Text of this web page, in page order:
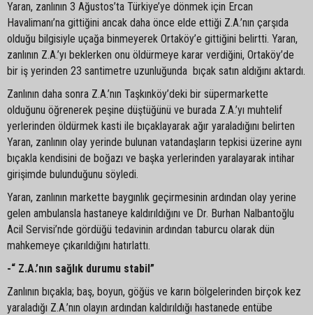
Yaran, zanlının 3 Ağustos’ta Türkiye’ye dönmek için Ercan
Havalimanı’na gittiğini ancak daha önce elde ettiği Z.A.’nın çarşıda
olduğu bilgisiyle uçağa binmeyerek Ortaköy’e gittiğini belirtti. Yaran,
zanlının Z.A.’yı beklerken onu öldürmeye karar verdiğini, Ortaköy’de
bir iş yerinden 23 santimetre uzunluğunda bıçak satın aldığını aktardı.
Zanlının daha sonra Z.A.’nın Taşkınköy’deki bir süpermarkette
olduğunu öğrenerek peşine düştüğünü ve burada Z.A.’yı muhtelif
yerlerinden öldürmek kasti ile bıçaklayarak ağır yaraladığını belirten
Yaran, zanlının olay yerinde bulunan vatandaşların tepkisi üzerine aynı
bıçakla kendisini de boğazı ve başka yerlerinden yaralayarak intihar
girişimde bulunduğunu söyledi.
Yaran, zanlının markette baygınlık geçirmesinin ardından olay yerine
gelen ambulansla hastaneye kaldırıldığını ve Dr. Burhan Nalbantoğlu
Acil Servisi’nde gördüğü tedavinin ardından taburcu olarak dün
mahkemeye çıkarıldığını hatırlattı.
-“ Z.A.’nın sağlık durumu stabil”
Zanlının bıçakla; baş, boyun, göğüs ve karın bölgelerinden birçok kez
yaraladığı Z.A.’nın olayın ardından kaldırıldığı hastanede entübe